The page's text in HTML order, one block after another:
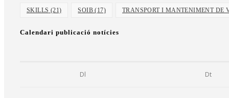
SKILLS (21) SOIB (17) TRANSPORT I MANTENIMENT DE
Calendari publicació notícies
Dl Dt